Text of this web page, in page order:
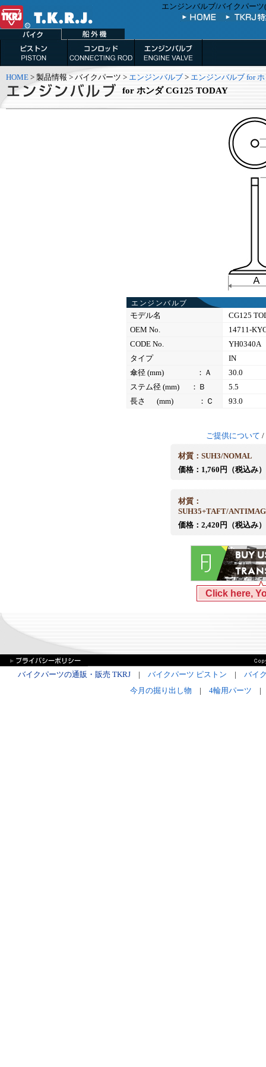
エンジンバルブ/バイクパー
HOME> 製品情報 > バイクパーツ > エンジンバルブ> エンジンバルブ for
for ホンダ CG125 TODAY
エンジンバルブ
モデル名
CG125
OEM No.
14711-
CODE No.
YH0340A
タイプ
IN
傘径 (mm) ：Ａ
30.0
ステム径 (mm) ：Ｂ
5.5
長さ (mm) ：Ｃ
93.0
ご提供について /
材質：SUH3/NOMAL
価格：1,760円（税込み）
材質：
SUH35+TAFT/
価格：2,420円（税込み）
Click here,
バイクパーツの通販・販売 TKRJ| バイクパーツ ピストン | バイ
今月の掘り出し物 | 4輪用パーツ